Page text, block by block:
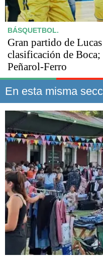
BÁSQUETBOL.
Gran partido de
clasificación de Boca;
Peñarol-Ferro
En esta misma